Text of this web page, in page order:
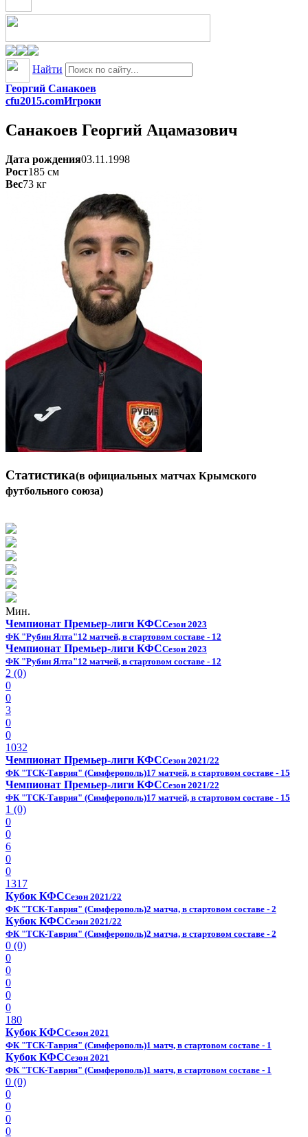
Найти
Георгий Санакоев
cfu2015.comИгроки
Санакоев Георгий Ацамазович
Дата рождения03.11.1998
Рост185 см
Вес73 кг
Статистика(в официальных матчах Крымского
футбольного союза)
Мин.
Чемпионат Премьер-лиги КФССезон 2023
ФК "Рубин Ялта"12 матчей, в стартовом составе - 12
Чемпионат Премьер-лиги КФССезон 2023
ФК "Рубин Ялта"12 матчей, в стартовом составе - 12
2 (0)
0
0
3
0
0
1032
Чемпионат Премьер-лиги КФССезон 2021/22
ФК "ТСК-Таврия" (Симферополь)17 матчей, в стартовом составе - 15
Чемпионат Премьер-лиги КФССезон 2021/22
ФК "ТСК-Таврия" (Симферополь)17 матчей, в стартовом составе - 15
1 (0)
0
0
6
0
0
1317
Кубок КФССезон 2021/22
ФК "ТСК-Таврия" (Симферополь)2 матча, в стартовом составе - 2
Кубок КФССезон 2021/22
ФК "ТСК-Таврия" (Симферополь)2 матча, в стартовом составе - 2
0 (0)
0
0
0
0
0
180
Кубок КФССезон 2021
ФК "ТСК-Таврия" (Симферополь)1 матч, в стартовом составе - 1
Кубок КФССезон 2021
ФК "ТСК-Таврия" (Симферополь)1 матч, в стартовом составе - 1
0 (0)
0
0
0
0